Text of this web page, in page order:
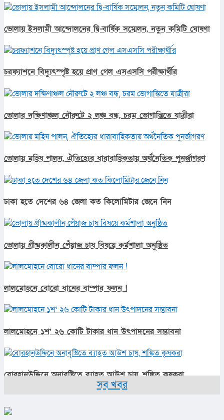
ভোলায় ইসলামী আন্দোলনের দ্বি-বার্ষিক সম্মেলন, নতুন কমিটি ঘোষণা
চরফ্যাশনে বিদ্যুৎস্পৃষ্ট হয়ে প্রাণ গেল এসএসসি পরীক্ষার্থীর
ভোলার দক্ষিণাঞ্চল নৌরুটে ২ লঞ্চ বন্ধ, চরম ভোগান্তিতে যাত্রীরা
ভোলায় মহিষ পালন, ঐতিহ্যের ধারাবাহিকতায় অর্থনৈতিক পুনর্জাগরণ
ঢাকা হতে দেশের ৬৪ জেলা কত কিলোমিটার জেনে নিন
ভোলায় গ্রীষ্মকালীন পেঁয়াজ চাষ বিষয়ে কর্মশালা অনুষ্ঠিত
লালমোহনে বোরো ধানের বাম্পার ফলন !
লালমোহনে ১শ’ ২৬ কোটি টাকার ধান উৎপাদনের সম্ভাবনা
বোরহানউদ্দিনে অনাবৃষ্টিতে ব্যাহত আউশ চাষ, শঙ্কিত কৃষকরা
সব খবর